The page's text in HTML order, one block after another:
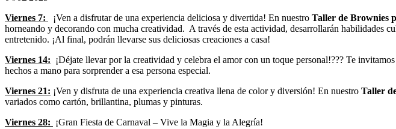
Viernes 7:
¡Ven a disfrutar de una experiencia deliciosa y divertida! En nuestro Taller de Brownies
horneando y decorando con mucha creatividad. A través de esta actividad, desarrollarán habilidades
entretenido. ¡Al final, podrán llevarse sus deliciosas creaciones a casa!
Viernes 14: ¡Déjate llevar por la creatividad y celebra el amor con un toque personal!??? Te
hechos a mano para sorprender a esa persona especial.
Viernes 21: ¡Ven y disfruta de una experiencia creativa llena de color y diversión! En nuestro Taller
variados como cartón, brillantina, plumas y pinturas.
Viernes 28: ¡Gran Fiesta de Carnaval – Vive la Magia y la Alegría!